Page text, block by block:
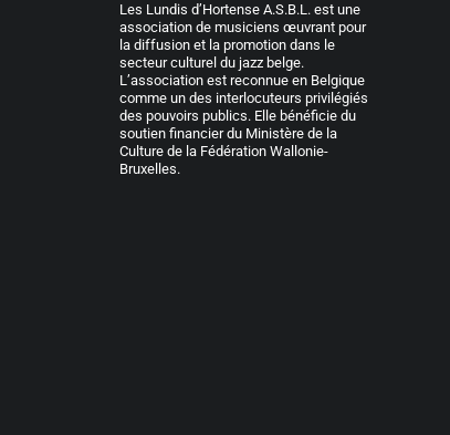
Les Lundis d’Hortense A.S.B.L. est une
association de musiciens œuvrant pour
la diffusion et la promotion dans le
secteur culturel du jazz belge.
L’association est reconnue en Belgique
comme un des interlocuteurs privilégiés
des pouvoirs publics. Elle bénéficie du
soutien financier du Ministère de la
Culture de la Fédération Wallonie-
Bruxelles.